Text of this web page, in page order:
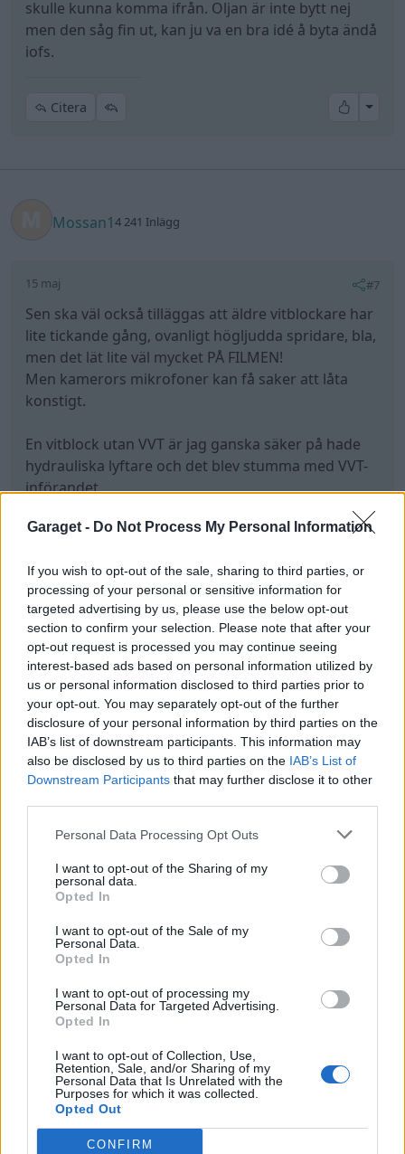
Garaget - Do Not Process My Personal Information
If you wish to opt-out of the sale, sharing to third parties, or
processing of your personal or sensitive information for
targeted advertising by us, please use the below opt-out
section to confirm your selection. Please note that after your
opt-out request is processed you may continue seeing
interest-based ads based on personal information utilized by
us or personal information disclosed to third parties prior to
your opt-out. You may separately opt-out of the further
disclosure of your personal information by third parties on the
IAB’s list of downstream participants. This information may
also be disclosed by us to third parties on the IAB’s List of
Downstream Participants that may further disclose it to other
Personal Data Processing Opt Outs
I want to opt-out of the Sharing of my
personal data.
Opted In
I want to opt-out of the Sale of my
Personal Data.
Opted In
I want to opt-out of processing my
Personal Data for Targeted Advertising.
Opted In
I want to opt-out of Collection, Use,
Retention, Sale, and/or Sharing of my
Personal Data that Is Unrelated with the
Purposes for which it was collected.
Opted Out
CONFIRM
skulle kunna komma ifrån. Oljan är inte bytt nej
men den såg fin ut, kan ju va en bra idé å byta ändå
iofs.
Citera All
Mossan14 241 Inlägg
15 maj #7
Sen ska väl också tilläggas att äldre vitblockare har
lite tickande gång, ovanligt högljudda spridare, bla,
men det lät lite väl mycket PÅ FILMEN!
Men kamerors mikrofoner kan få saker att låta
konstigt.
En vitblock utan VVT är jag ganska säker på hade
hydrauliska lyftare och det blev stumma med VVT-
införandet.
En 1999 kan både vara med och utan.
gasspjället. 1999 kan ha alla varianter.
Men med elektroniska gasspjället ska det vara
140hk. Tror inte VVT fanns med mekaniska
gasspjället.
Volvos 144hk har även för den tiden ganska
omodern motorstyrning.
Jag tror också man kan avgöra på hydrauliska eller
ej med antalet ventiler.
En 10v är jag ganska säker på alltid har hydrauliska.
Men jag kan ha fel.
Edit: När det ska lyssnas medelst metallstång, var
MYCKET försiktig runt roterande delar med kläder,
hår eller annat löst hängande. LIVSFARA!
Senast redigerat av Mossan1 (15 maj )
Citera
Lars123191 Inlägg
Trådstartare